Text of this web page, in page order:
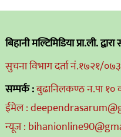
बिहानी मल्टिमिडिया प्रा.ली.
सुचना विभाग दर्ता नं.१७२१/
सम्पर्क :बुढानिलकण्ठ न.पा १०
ईमेल :
न्यूज :